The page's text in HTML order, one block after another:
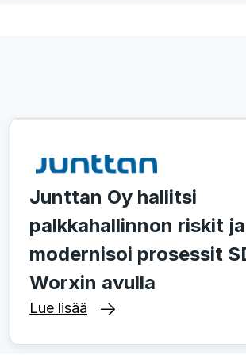
Junttan Oy hallitsi
palkkahallinnon riskit ja
modernisoi prosessit
Worxin avulla
Lue lisää